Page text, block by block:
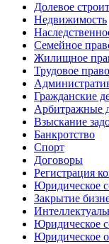
Долевое
Недвижимость
Семейное
Жилищное
Трудовое право
Гражданские
Арбитражные
Взыскание
Банкротство
Спорт
Договоры
Регистрация
Юридическое
Закрытие
Юридическое
Юридическое